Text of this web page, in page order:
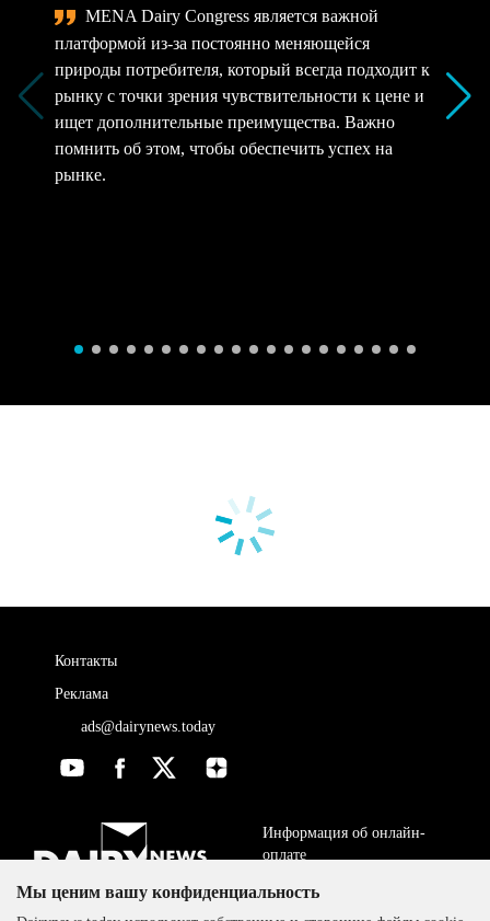
MENA Dairy Congress является важной
платформой из-за постоянно меняющейся
природы потребителя, который всегда подходит к
рынку с точки зрения чувствительности к цене и
ищет дополнительные преимущества. Важно
помнить об этом, чтобы обеспечить успех на
рынке.
Контакты
Реклама
ads@dairynews.today
Информация об онлайн-
оплате
ДОГОВОР-ОФЕРТА
Мы ценим вашу конфиденциальность